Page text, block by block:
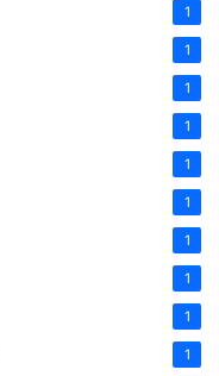
1
1
1
1
1
1
1
1
1
1